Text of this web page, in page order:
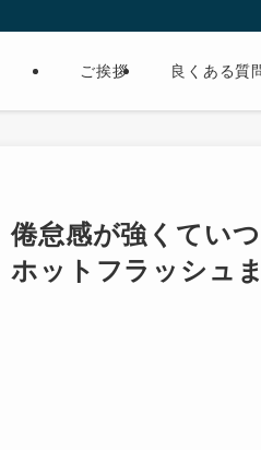
ご挨拶 良くある質
怠感が強くてい
ホットフラッシュ